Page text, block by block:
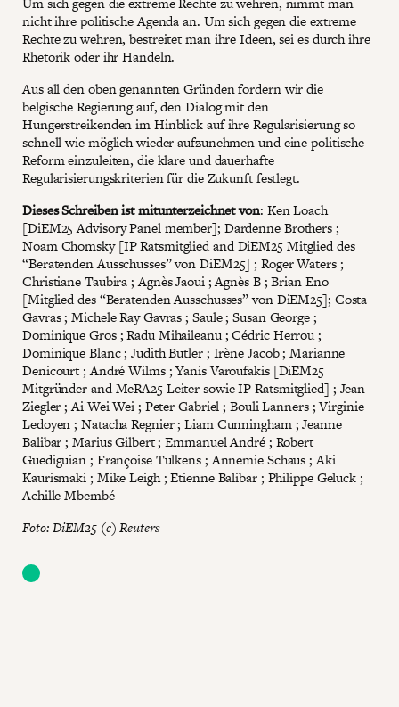
nicht ihre politische Agenda an. Um sich gegen die extreme
Rechte zu wehren, bestreitet man ihre Ideen, sei es durch ihre
Rhetorik oder ihr Handeln.
Aus all den oben genannten Gründen fordern wir die
belgische Regierung auf, den Dialog mit den
Hungerstreikenden im Hinblick auf ihre Regularisierung so
schnell wie möglich wieder aufzunehmen und eine politische
Reform einzuleiten, die klare und dauerhafte
Regularisierungskriterien für die Zukunft festlegt.
Dieses Schreiben ist mitunterzeichnet von: Ken Loach
[DiEM25 Advisory Panel member]; Dardenne Brothers ;
Noam Chomsky [IP Ratsmitglied and DiEM25 Mitglied des
“Beratenden Ausschusses” von DiEM25] ; Roger Waters ;
Christiane Taubira ; Agnès Jaoui ; Agnès B ; Brian Eno
[Mitglied des “Beratenden Ausschusses” von DiEM25]; Costa
Gavras ; Michele Ray Gavras ; Saule ; Susan George ;
Dominique Gros ; Radu Mihaileanu ; Cédric Herrou ;
Dominique Blanc ; Judith Butler ; Irène Jacob ; Marianne
Denicourt ; André Wilms ; Yanis Varoufakis [DiEM25
Mitgründer and MeRA25 Leiter sowie IP Ratsmitglied] ; Jean
Ziegler ; Ai Wei Wei ; Peter Gabriel ; Bouli Lanners ; Virginie
Ledoyen ; Natacha Regnier ; Liam Cunningham ; Jeanne
Balibar ; Marius Gilbert ; Emmanuel André ; Robert
Guediguian ; Françoise Tulkens ; Annemie Schaus ; Aki
Kaurismaki ; Mike Leigh ; Etienne Balibar ; Philippe Geluck ;
Achille Mbembé
Foto: DiEM25 (c) Reuters